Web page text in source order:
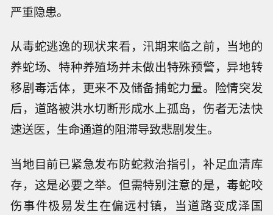
严重隐患。
从毒蛇逃逸的现状来看，汛期来临之前，当地的
养蛇场、特种养殖场并未做出特殊预警，异地转
移剧毒活体，更来不及储备捕蛇力量。险情突发
后，道路被洪水切断形成水上孤岛，伤者无法快
速送医，生命通道的阻滞导致悲剧发生。
当地目前已紧急发布防蛇救治指引，补足血清库
存，这是必要之举。但需特别注意的是，毒蛇咬
伤事件极易发生在偏远村镇，当道路变成泽国